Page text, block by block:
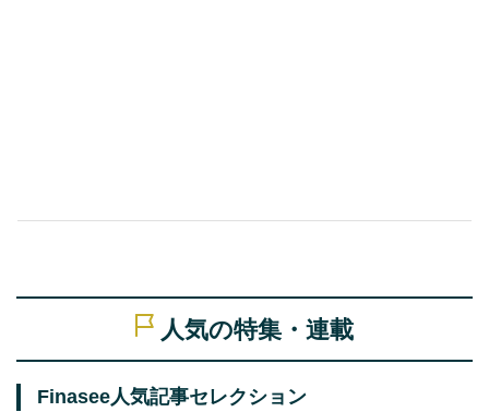
人気の特集・連載
Finasee人気記事セレクション